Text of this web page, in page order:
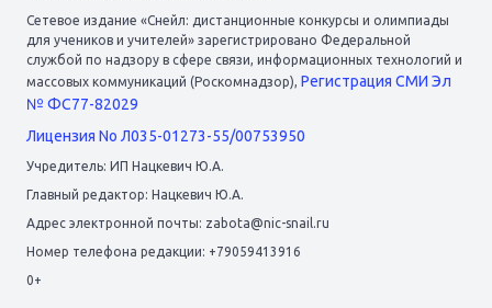
Сетевое издание «Снейл: дистанционные конкурсы и олимпиады
для учеников и учителей» зарегистрировано Федеральной
службой по надзору в сфере связи, информационных технологий и
массовых коммуникаций (Роскомнадзор), Регистрация СМИ Эл
№ ФС77-82029
Лицензия No Л035-01273-55/00753950
Учредитель: ИП Нацкевич Ю.А.
Главный редактор: Нацкевич Ю.А.
Адрес электронной почты: zabota@nic-snail.ru
Номер телефона редакции: +79059413916
0+